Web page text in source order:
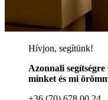
Hívjon, segítünk!
Azonnali
minket és mi